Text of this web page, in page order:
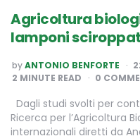
Agricoltura
lamponi
POSTED
BY
byANTONIO BENFORTE
2 MINUTE READ 0
Dagli studi svolti per
Ricerca per l’Agricoltura
internazionali diretti da